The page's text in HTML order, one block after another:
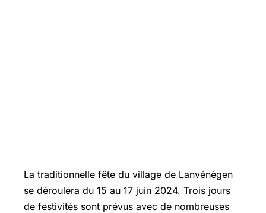
La traditionnelle fête du village de Lanvénégen
se déroulera du 15 au 17 juin 2024. Trois jours
de festivités sont prévus avec de nombreuses